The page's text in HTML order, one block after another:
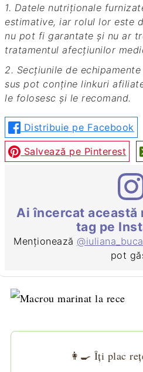
1. Datele nutriționale furnizate la unele rețete sunt
estimative, iar rolul lor este
nu pot fi garantate și nu ar
tratamentul afecțiunilor
2. Secțiunile de echipamente și ingrediente de mai
sus pot conține linkuri
le folosesc și le recomand.
Distribuie pe Facebook
Salvează pe Pinterest
Ai încercat această
tag pe
Menționează
pot
👩‍🍳 Îți plac